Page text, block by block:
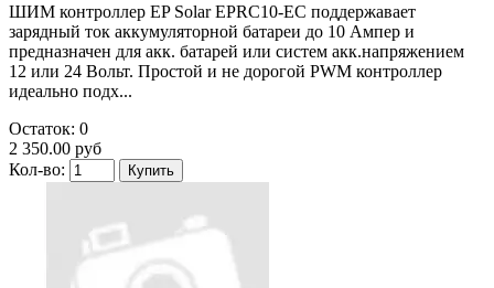
ШИМ контроллер EP Solar EPRC10-EC поддержавает
зарядный ток аккумуляторной батареи до 10 Ампер и
предназначен для акк. батарей или систем акк.напряжением
12 или 24 Вольт. Простой и не дорогой PWM контроллер
идеально подх...
Остаток: 0
2 350.00 руб
Кол-во: